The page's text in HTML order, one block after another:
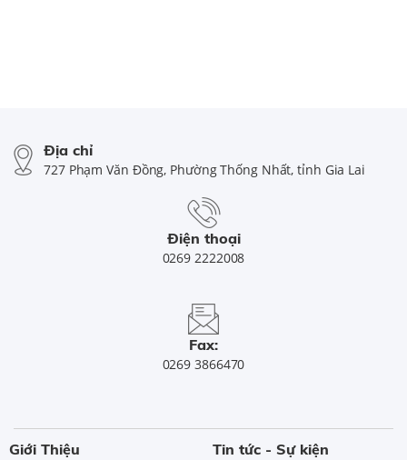
Địa chỉ
727 Phạm Văn Đồng, Phường Thống Nhất, tỉnh Gia Lai
Điện thoại
0269 2222008
Fax:
0269 3866470
Giới Thiệu Tin tức - Sự kiện